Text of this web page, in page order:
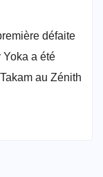
défaite
a été
au Zénith